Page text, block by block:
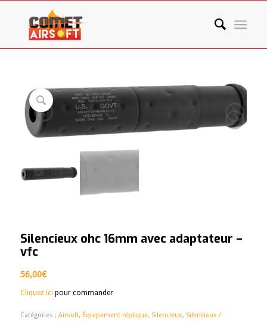
Silencieux ohc 16mm avec adaptateur –
vfc
56,00€
Cliquez ici pour commander
Catégories : Airsoft, Équipement réplique, Silencieux, Silencieux /